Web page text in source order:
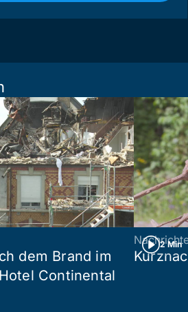
dem Brand im
Continental
2 Min